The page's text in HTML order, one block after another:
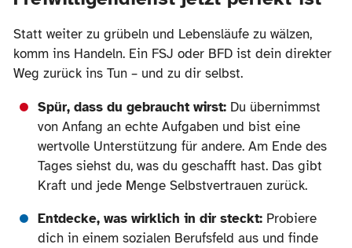
Statt weiter zu grübeln und Lebensläufe zu wälzen,
komm ins Handeln. Ein FSJ oder BFD ist dein direkter
Weg zurück ins Tun – und zu dir selbst.
Spür, dass du gebraucht wirst:Du übernimmst
von Anfang an echte Aufgaben und bist eine
wertvolle Unterstützung für andere. Am Ende des
Tages siehst du, was du geschafft hast. Das gibt
Kraft und jede Menge Selbstvertrauen zurück.
Entdecke, was wirklich in dir steckt: Probiere
dich in einem sozialen Berufsfeld aus und finde